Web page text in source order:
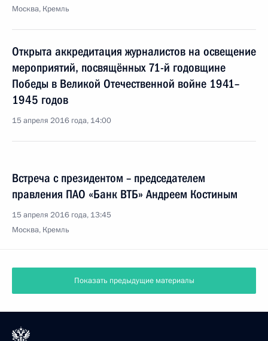
Москва, Кремль
Открыта аккредитация журналистов на освещение
мероприятий, посвящённых 71-й годовщине
Победы в Великой Отечественной войне 1941–
1945 годов
15 апреля 2016 года, 14:00
Встреча с президентом – председателем
правления ПАО «Банк ВТБ» Андреем Костиным
15 апреля 2016 года, 13:45
Москва, Кремль
Показать предыдущие материалы